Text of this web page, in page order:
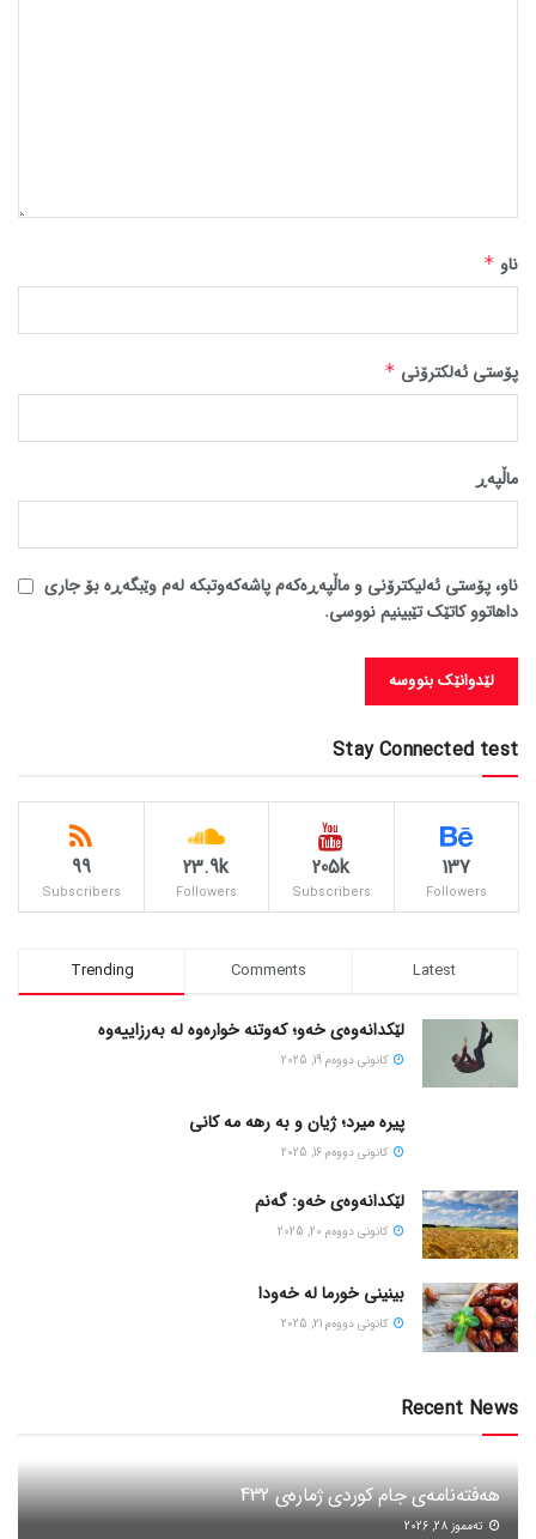
ناو *
پۆستی ئەلکترۆنی *
ماڵپه‌ڕ
ناو، پۆستی ئەلیکترۆنی و ماڵپەڕەکەم پاشەکەوتبکە لەم وێبگەڕە بۆ جاری
داهاتوو کاتێک تێبینیم نووسی.
Stay Connected test
137
Followers
205k
Subscribers
23.9k
Followers
99
Subscribers
Trending Comments Latest
لێکدانەوەی خەو؛ کەوتنە خوارەوە لە بەرزاییەوە
كانونی دووه‌م 19, 2025
پیره میرد؛ ژیان و به رهه مه کانی
كانونی دووه‌م 16, 2025
لێکدانەوەی خەو: گەنم
كانونی دووه‌م 20, 2025
بینینی خورما لە خەودا
كانونی دووه‌م 21, 2025
Recent News
هەفتەنامەی جام کوردی ژمارەی 432
ته‌مموز 28, 2026